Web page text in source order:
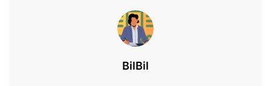
s
BilBil